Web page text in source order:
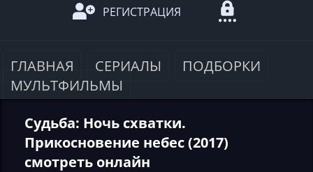
РЕГИСТРАЦИЯ
ГЛАВНАЯ СЕРИАЛЫ
ПОДБОРКИ
МУЛЬТФИЛЬМЫ
Судьба: Ночь схватки.
Прикосновение небес (2017)
смотреть онлайн